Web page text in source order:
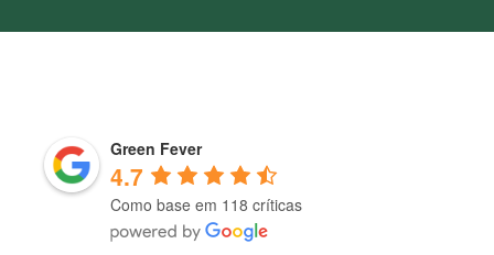
Green Fever
4.7
Como base em 118 críticas